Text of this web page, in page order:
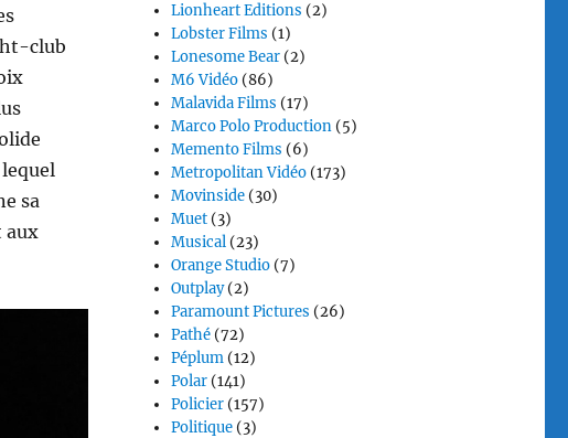
club
sa
aux
Lionheart Editions (2)
Lobster Films (1)
Lonesome Bear (2)
M6 Vidéo (86)
Malavida Films (17)
Marco Polo Production (5)
Memento Films (6)
Metropolitan Vidéo (173)
Movinside (30)
Muet (3)
Musical (23)
Orange Studio (7)
Outplay(2)
Paramount Pictures (26)
Pathé (72)
Péplum (12)
Polar (141)
Policier (157)
Politique (3)